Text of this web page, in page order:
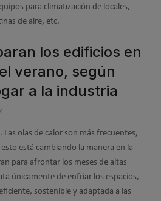
para climatización de locales,
de aire, etc.
los edificios en
verano, según
a la industria
Las olas de calor son más frecuentes,
está cambiando la manera en la
para afrontar los meses de altas
únicamente de enfriar los espacios,
sostenible y adaptada a las